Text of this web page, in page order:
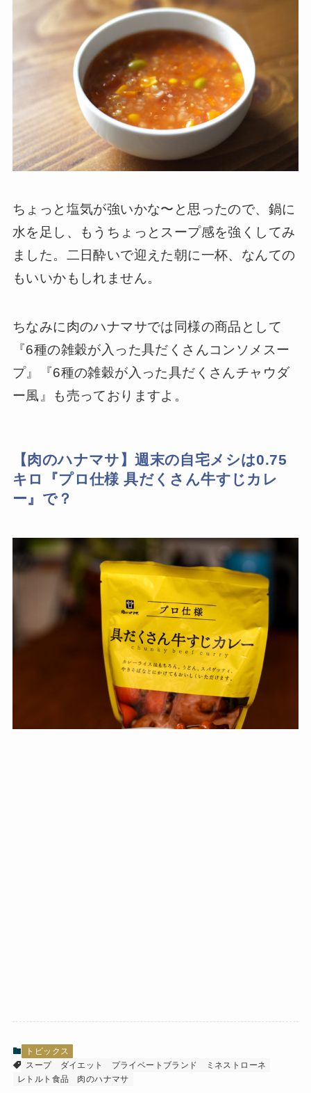
ちょっと塩気が強いかな〜と思ったので、鍋に
水を足し、もうちょっとスープ感を強くしてみ
ました。二日酔いで迎えた朝に一杯、なんての
もいいかもしれません。
ちなみに肉のハナマサでは同様の商品として
『6種の雑穀が入った具だくさんコンソメスー
プ』『6種の雑穀が入った具だくさんチャウダ
ー風』も売っておりますよ。
【肉のハナマサ】週末の自宅メシは0.75
キロ『プロ仕様 具だくさん牛すじカレ
ー』で？
トピックス
スープ
ダイエット プライベートブランド
ミネストローネ
レトルト食品
肉のハナマサ